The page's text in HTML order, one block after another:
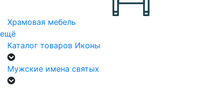
Храмовая мебель
ещё
Каталог товаров Иконы
Мужские имена святых